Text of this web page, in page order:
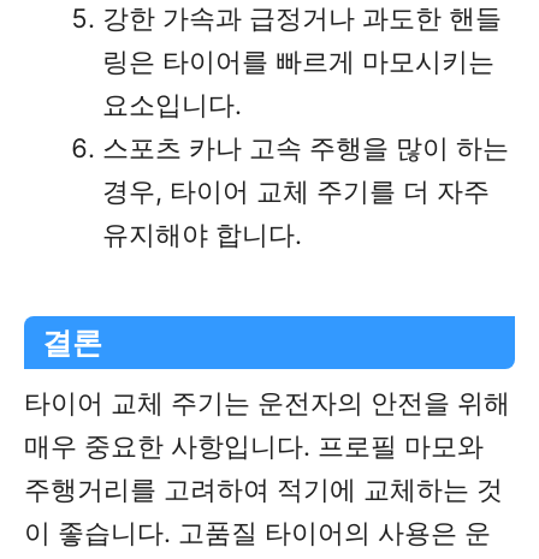
강한 가속과 급정거나 과도한 핸들
링은 타이어를 빠르게 마모시키는
요소입니다.
스포츠 카나 고속 주행을 많이 하는
경우, 타이어 교체 주기를 더 자주
유지해야 합니다.
결론
타이어 교체 주기는 운전자의 안전을 위해
매우 중요한 사항입니다. 프로필 마모와
주행거리를 고려하여 적기에 교체하는 것
이 좋습니다. 고품질 타이어의 사용은 운